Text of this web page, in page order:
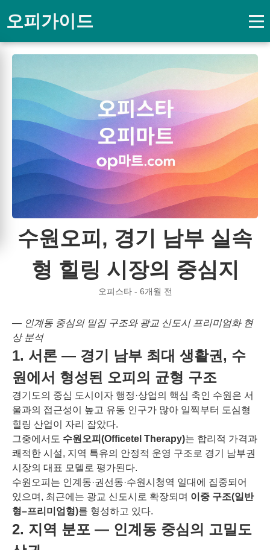
오피가이드
수원오피, 경기 남부 실속
형 힐링 시장의 중심지
오피스타 - 6개월 전
― 인계동 중심의 밀집 구조와 광교 신도시 프리미엄화 현
상 분석
1. 서론 ― 경기 남부 최대 생활권, 수
원에서 형성된 오피의 균형 구조
경기도의 중심 도시이자 행정·상업의 핵심 축인 수원은 서
울과의 접근성이 높고 유동 인구가 많아 일찍부터 도심형
힐링 산업이 자리 잡았다.
그중에서도 수원오피(Officetel Therapy)는 합리적 가격과
쾌적한 시설, 지역 특유의 안정적 운영 구조로 경기 남부권
시장의 대표 모델로 평가된다.
수원오피는 인계동·권선동·수원시청역 일대에 집중되어
있으며, 최근에는 광교 신도시로 확장되며 이중 구조(일반
형–프리미엄형)를 형성하고 있다.
2. 지역 분포 ― 인계동 중심의 고밀도